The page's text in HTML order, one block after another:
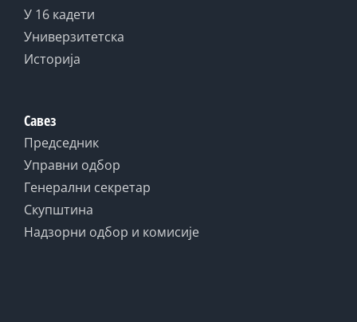
У 16 кадети
Универзитетска
Историја
Савез
Председник
Управни одбор
Генерални секретар
Скупштина
Надзорни одбор и комисије